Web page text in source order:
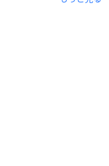
させながら、2000年に